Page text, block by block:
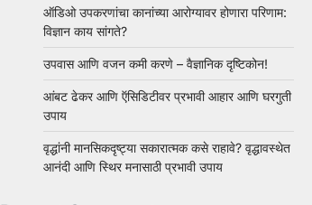
ऑडिओ उपकरणांचा कानांच्या आरोग्यावर होणारा परिणाम:
विज्ञान काय सांगते?
उपवास आणि वजन कमी करणे – वैज्ञानिक दृष्टिकोन!
आंबट ढेकर आणि ऍसिडिटीवर प्रभावी आहार आणि घरगुती
उपाय
वृद्धांनी मानसिकदृष्ट्या सकारात्मक कसे राहावे? वृद्धावस्थेत
आनंदी आणि स्थिर मनासाठी प्रभावी उपाय